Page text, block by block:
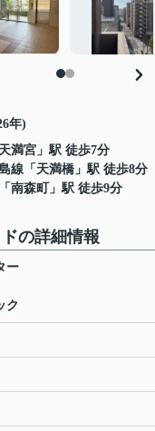
年)
満宮 」駅 徒歩7分
線 「 天満橋 」駅 徒歩8分
「 南森町 」駅 徒歩9分
の詳細情報
ー
ク